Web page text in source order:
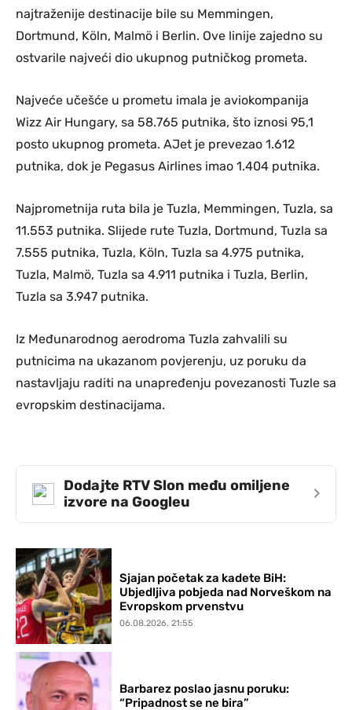
najtraženije destinacije bile su Memmingen,
Dortmund, Köln, Malmö i Berlin. Ove linije zajedno su
ostvarile najveći dio ukupnog putničkog prometa.
Najveće učešće u prometu imala je aviokompanija
Wizz Air Hungary, sa 58.765 putnika, što iznosi 95,1
posto ukupnog prometa. AJet je prevezao 1.612
putnika, dok je Pegasus Airlines imao 1.404 putnika.
Najprometnija ruta bila je Tuzla, Memmingen, Tuzla, sa
11.553 putnika. Slijede rute Tuzla, Dortmund, Tuzla sa
7.555 putnika, Tuzla, Köln, Tuzla sa 4.975 putnika,
Tuzla, Malmö, Tuzla sa 4.911 putnika i Tuzla, Berlin,
Tuzla sa 3.947 putnika.
Iz Međunarodnog aerodroma Tuzla zahvalili su
putnicima na ukazanom povjerenju, uz poruku da
nastavljaju raditi na unapređenju povezanosti Tuzle sa
evropskim destinacijama.
Dodajte RTV Slon među omiljene
izvore na Googleu
›
Sjajan početak za kadete BiH:
Ubjedljiva pobjeda nad Norveškom na
Evropskom prvenstvu
06.08.2026. 21:55
Barbarez poslao jasnu poruku:
“Pripadnost se ne bira”